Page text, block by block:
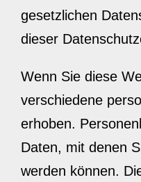
gesetzlichen
dieser
Wenn Sie diese
verschiedene
erhoben.
Daten, mit denen
werden können.